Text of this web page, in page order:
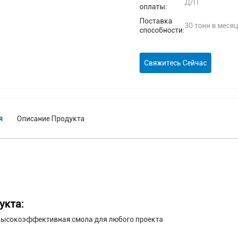
оплаты:
Д/П
Поставка
способности:
30 тонн в месяц
Свяжитесь Сейчас
Описание Продукта
смола для любого проекта